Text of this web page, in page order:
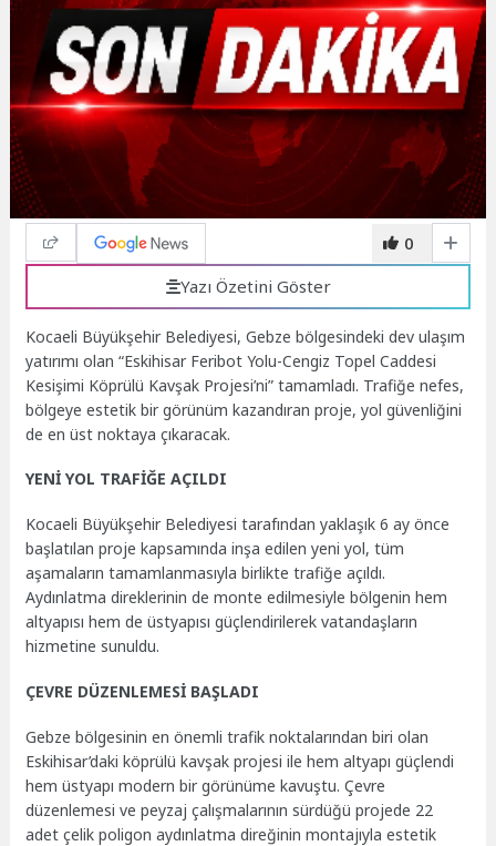
0
Yazı Özetini Göster
Kocaeli Büyükşehir Belediyesi, Gebze bölgesindeki dev ulaşım
yatırımı olan “Eskihisar Feribot Yolu-Cengiz Topel Caddesi
Kesişimi Köprülü Kavşak Projesi’ni” tamamladı. Trafiğe nefes,
bölgeye estetik bir görünüm kazandıran proje, yol güvenliğini
de en üst noktaya çıkaracak.
YENİ YOL TRAFİĞE AÇILDI
Kocaeli Büyükşehir Belediyesi tarafından yaklaşık 6 ay önce
başlatılan proje kapsamında inşa edilen yeni yol, tüm
aşamaların tamamlanmasıyla birlikte trafiğe açıldı.
Aydınlatma direklerinin de monte edilmesiyle bölgenin hem
altyapısı hem de üstyapısı güçlendirilerek vatandaşların
hizmetine sunuldu.
ÇEVRE DÜZENLEMESİ BAŞLADI
Gebze bölgesinin en önemli trafik noktalarından biri olan
Eskihisar’daki köprülü kavşak projesi ile hem altyapı güçlendi
hem üstyapı modern bir görünüme kavuştu. Çevre
düzenlemesi ve peyzaj çalışmalarının sürdüğü projede 22
adet çelik poligon aydınlatma direğinin montajıyla estetik